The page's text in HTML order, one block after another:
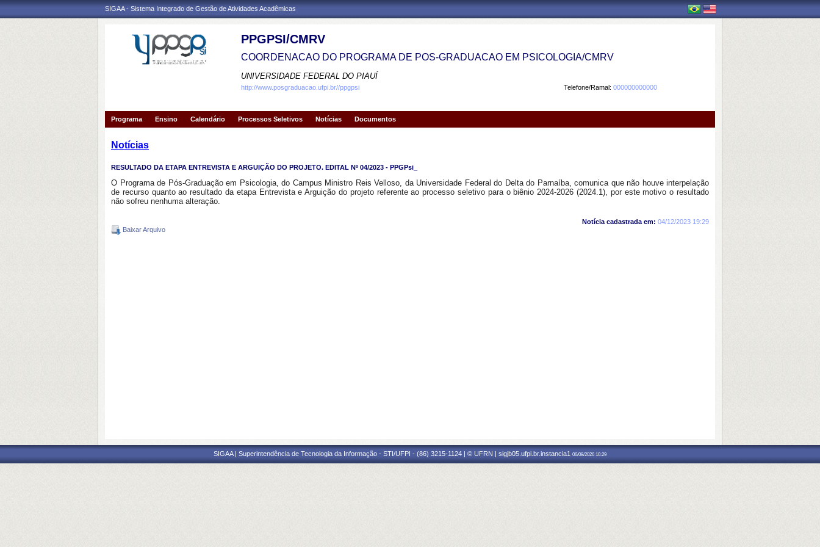
SIGAA - Sistema Integrado de Gestão de Atividades Acadêmicas
PPGPSI/CMRV
COORDENACAO DO PROGRAMA DE POS-GRADUACAO EM PSICOLOGIA/CMRV
UNIVERSIDADE FEDERAL DO PIAUÍ
Telefone/Ramal: 000000000000
http://www.posgraduacao.ufpi.br//ppgpsi
Programa Ensino Calendário Processos Seletivos Notícias Documentos
Notícias
RESULTADO DA ETAPA ENTREVISTA E ARGUIÇÃO DO PROJETO. EDITAL Nº 04/2023 - PPGPsi_
O Programa de Pós-Graduação em Psicologia, do Campus Ministro Reis Velloso, da Universidade Federal do Delta do Parnaíba, comunica que não houve interpelação
de recurso quanto ao resultado da etapa Entrevista e Arguição do projeto referente ao processo seletivo para o biênio 2024-2026 (2024.1), por este motivo o resultado
não sofreu nenhuma alteração.
Notícia cadastrada em: 04/12/2023 19:29
Baixar Arquivo
SIGAA | Superintendência de Tecnologia da Informação - STI/UFPI - (86) 3215-1124 | © UFRN | sigjb05.ufpi.br.instancia1 06/08/2026 10:29